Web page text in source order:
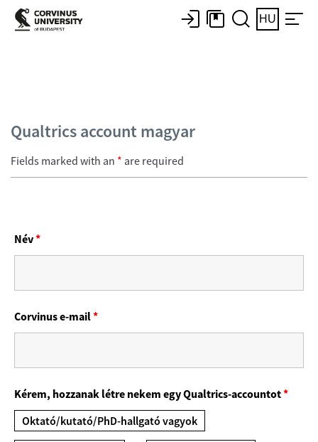
HU
Qualtrics account magyar
Fields marked with an * are required
Név*
Corvinus e-mail*
Kérem, hozzanak létre nekem egy Qualtrics-accountot*
Oktató/kutató/PhD-hallgató vagyok